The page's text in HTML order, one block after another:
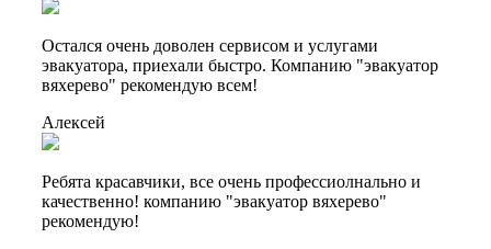
Остался очень доволен сервисом и услугами
эвакуатора, приехали быстро. Компанию "эвакуатор
вяхерево" рекомендую всем!
Алексей
Ребята красавчики, все очень профессиолнально и
качественно! компанию "эвакуатор вяхерево"
рекомендую!